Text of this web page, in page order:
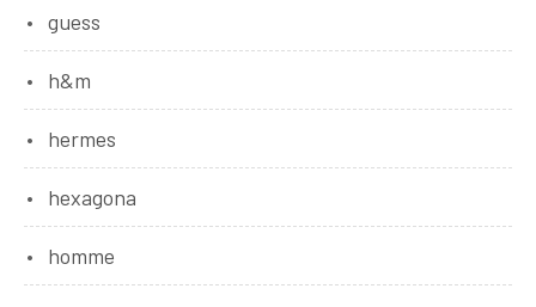
guess
h&m
hermes
hexagona
homme